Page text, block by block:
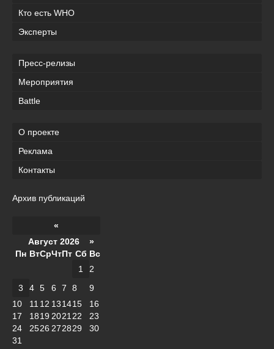
Кто есть WHO
Эксперты
Пресс-релизы
Мероприятия
Battle
О проекте
Реклама
Контакты
Архив публикаций
«
Август 2026 »
Пн ВтСрЧтПт Сб Вс
1
2
3
4 5 6 7 8
9
10
11 12 131415
16
17
1819 2021 22
23
24
2526 272829
30
31